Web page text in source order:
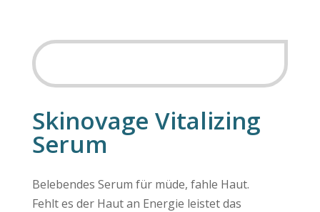
Skinovage Vitalizing
Serum
Belebendes Serum für müde, fahle Haut.
Fehlt es der Haut an Energie leistet das